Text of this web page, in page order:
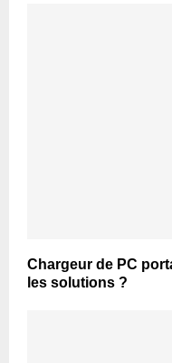
Chargeur de PC
les solutions ?